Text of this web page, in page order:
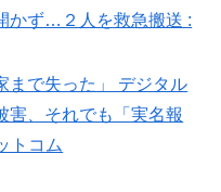
かず…２人を救急搬送 :
まで失った」 デジタル
害、それでも「実名報
トコム